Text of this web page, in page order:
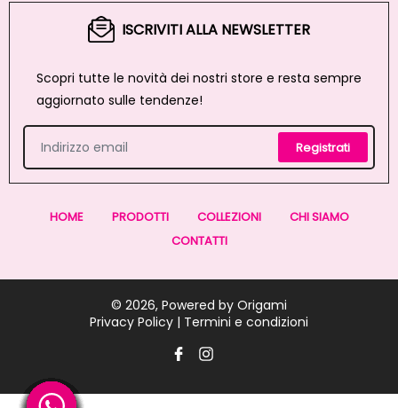
ISCRIVITI ALLA NEWSLETTER
Scopri tutte le novità dei nostri store e resta sempre
aggiornato sulle tendenze!
Registrati
HOME PRODOTTI COLLEZIONI
CHI SIAMO
CONTATTI
© 2026, Powered by Origami
Privacy Policy | Termini e condizioni
Facebook